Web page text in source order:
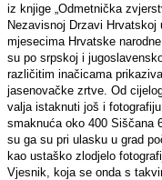
iz knjige „Odmetnička
Nezavisnoj Drzavi Hrvatskoj
mjesecima Hrvatske
su po srpskoj i
različitim inačicama
jasenovačke zrtve. Od
valja istaknuti još i
smaknuća oko 400 Siščana
su ga su pri ulasku u grad
kao ustaško zlodjelo
Vjesnik, koja se onda s